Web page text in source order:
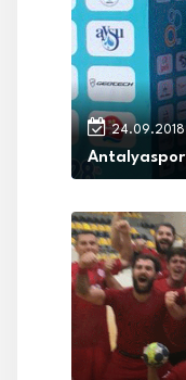
24.09.2018
Antalyaspor